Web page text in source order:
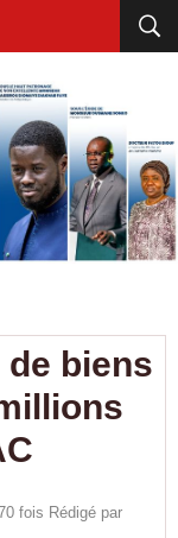
de biens
fois Rédigé par